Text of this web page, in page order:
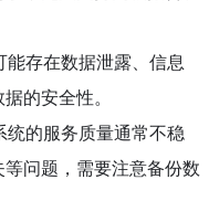
能存在数据泄露、信息
的安全性。
统的服务质量通常不稳
问题，需要注意备份数